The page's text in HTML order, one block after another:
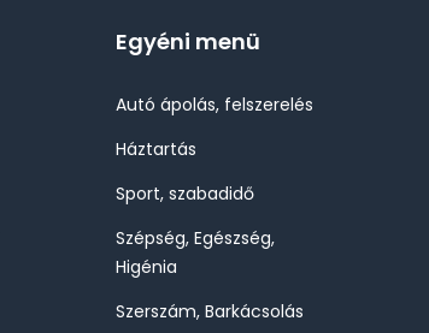
Egyéni menü
Autó ápolás, felszerelés
Háztartás
Sport, szabadidő
Szépség, Egészség,
Higénia
Szerszám, Barkácsolás